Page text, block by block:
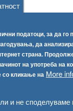
податоци, за да
да
страна.
на употреба на
со кликање на More
и не